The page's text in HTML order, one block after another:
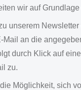
wir auf
unserem
Mail an die
durch Klick auf
zu.
Möglichkeit, sich